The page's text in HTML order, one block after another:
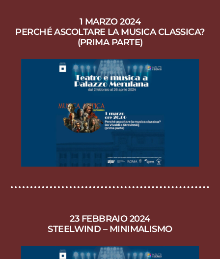
1 MARZO 2024
PERCHÉ ASCOLTARE LA MUSICA CLASSICA?
(PRIMA PARTE)
23 FEBBRAIO 2024
STEELWIND – MINIMALISMO